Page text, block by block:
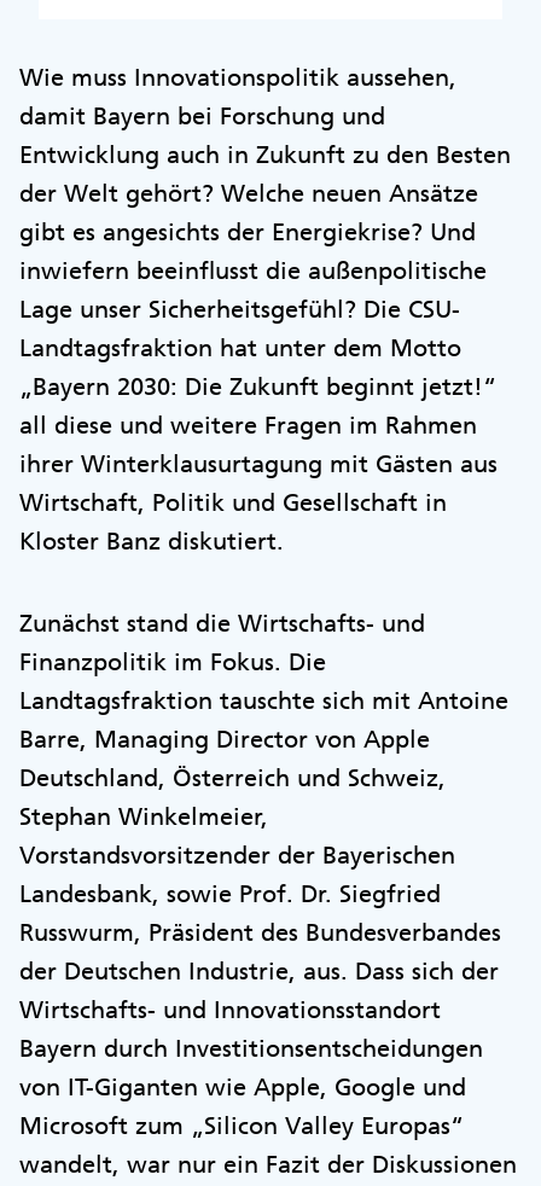
Wie muss Innovationspolitik aussehen,
damit Bayern bei Forschung und
Entwicklung auch in Zukunft zu den Besten
der Welt gehört? Welche neuen Ansätze
gibt es angesichts der Energiekrise? Und
inwiefern beeinflusst die außenpolitische
Lage unser Sicherheitsgefühl? Die CSU-
Landtagsfraktion hat unter dem Motto
„Bayern 2030: Die Zukunft beginnt jetzt!“
all diese und weitere Fragen im Rahmen
ihrer Winterklausurtagung mit Gästen aus
Wirtschaft, Politik und Gesellschaft in
Kloster Banz diskutiert.
Zunächst stand die Wirtschafts- und
Finanzpolitik im Fokus. Die
Landtagsfraktion tauschte sich mit Antoine
Barre, Managing Director von Apple
Deutschland, Österreich und Schweiz,
Stephan Winkelmeier,
Vorstandsvorsitzender der Bayerischen
Landesbank, sowie Prof. Dr. Siegfried
Russwurm, Präsident des Bundesverbandes
der Deutschen Industrie, aus. Dass sich der
Wirtschafts- und Innovationsstandort
Bayern durch Investitionsentscheidungen
von IT-Giganten wie Apple, Google und
Microsoft zum „Silicon Valley Europas“
wandelt, war nur ein Fazit der Diskussionen